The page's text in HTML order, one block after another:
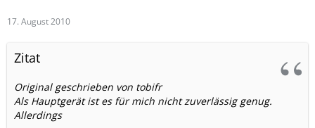
17. August 2010
Zitat
Original geschrieben von tobifr
Als Hauptgerät ist es für mich nicht zuverlässig genug.
Allerdings